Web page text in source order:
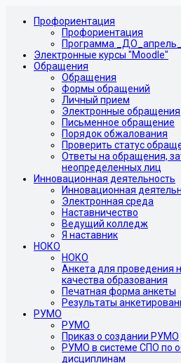
Профориентация
Профориентация
Программа
Электронные курсы "Moodle"
Обращения
Обращения
Формы обращений
Личный прием
Электронные обращения
Письменное обращение
Порядок обжалования
Проверить статус
Ответы на обращения,
неопределенных лиц
Инновационная деятельность
Инновационная
Электронная среда
Наставничество
Ведущий колледж
Я наставник
НОКО
НОКО
Анкета для проведения
качества образования
Печатная форма анкеты
Результаты
РУМО
РУМО
Приказ о создании РУМО
РУМО в системе СПО по
дисциплинам